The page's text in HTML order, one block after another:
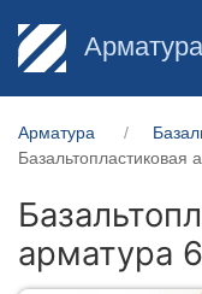
Арматура
Арматура
Базальтопластиковая
арматура